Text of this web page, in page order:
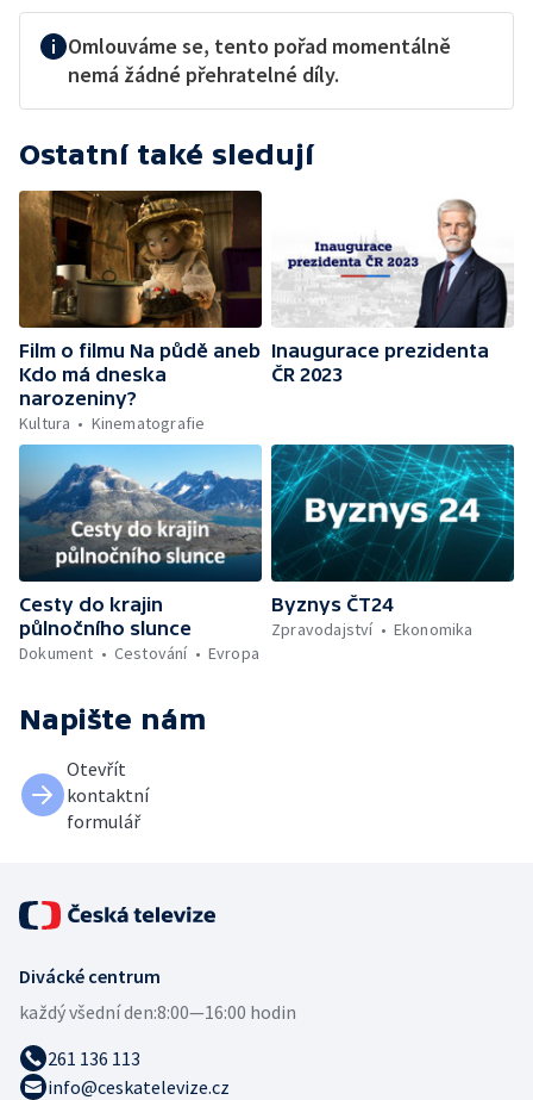
Omlouváme se, tento pořad momentálně
nemá žádné přehratelné díly.
Ostatní také sledují
Film o filmu Na půdě aneb
Kdo má dneska
narozeniny?
Kultura
Kinematografie
Inaugurace prezidenta
ČR 2023
Cesty do krajin
půlnočního slunce
Dokument
Cestování Evropa
Byznys ČT24
Zpravodajství
Ekonomika
Napište nám
Otevřít
kontaktní
formulář
Divácké centrum
každý všední den:8:00—16:00 hodin
261 136 113
info@ceskatelevize.cz